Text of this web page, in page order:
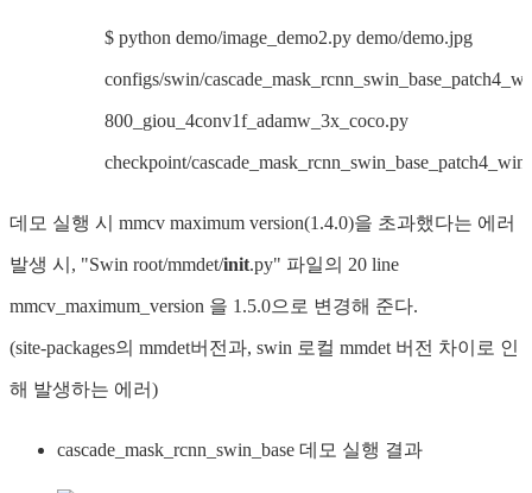
$ python demo/image_demo2.py demo/demo.jpg
configs/swin/
800_giou_4conv1f_adamw_3x_coco.py
checkpoint/
데모 실행 시 mmcv maximum version(1.4.0)을 초과했다는 에러
발생 시, "Swin root/mmdet/init.py" 파일의 20 line
mmcv_maximum_version 을 1.5.0으로 변경해 준다.
(site-packages의 mmdet버전과, swin 로컬 mmdet 버전 차이로 인
해 발생하는 에러)
cascade_mask_rcnn_swin_base 데모 실행 결과